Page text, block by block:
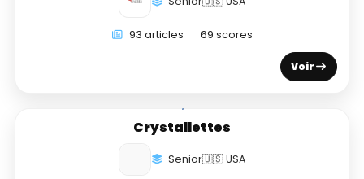
93 articles 69 scores
Voir
Crystallettes
Senior🇺🇸 USA